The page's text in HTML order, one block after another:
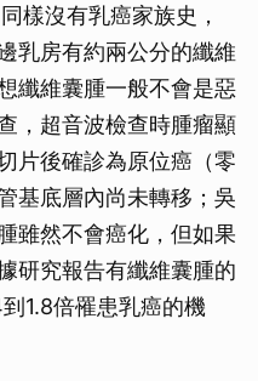
樣沒有乳癌家族史，
乳房有約兩公分的纖維
纖維囊腫一般不會是惡
，超音波檢查時腫瘤顯
片後確診為原位癌（零
基底層內尚未轉移；吳
雖然不會癌化，但如果
研究報告有纖維囊腫的
1.8倍罹患乳癌的機